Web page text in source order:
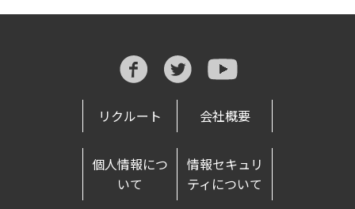
リクルート 会社概要
個人情報につ
いて
情報セキュリ
ティについて